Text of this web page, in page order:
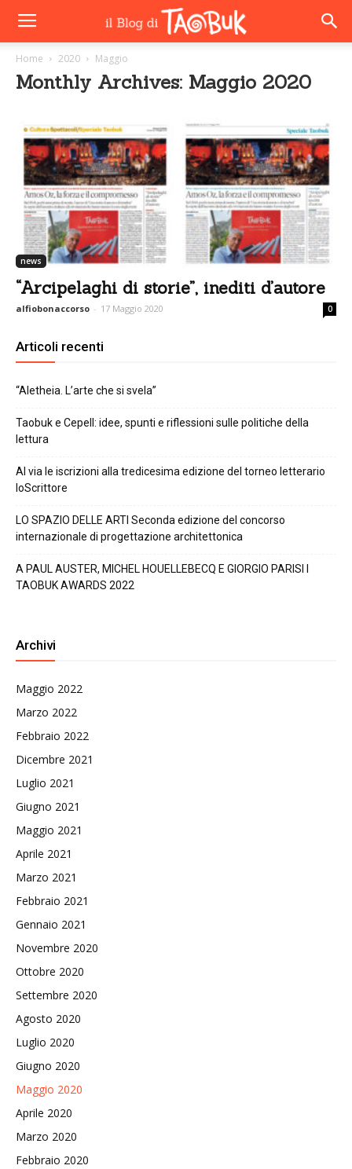
Home 2020 Maggio
Monthly Archives: Maggio 2020
news
“Arcipelaghi di storie”, inediti d’autore
alfiobonaccorso - 17 Maggio 2020 0
Articoli recenti
“Aletheia. L’arte che si svela”
Taobuk e Cepell: idee, spunti e riflessioni sulle politiche della
lettura
Al via le iscrizioni alla tredicesima edizione del torneo letterario
IoScrittore
LO SPAZIO DELLE ARTI Seconda edizione del concorso
internazionale di progettazione architettonica
A PAUL AUSTER, MICHEL HOUELLEBECQ E GIORGIO PARISI I
TAOBUK AWARDS 2022
Archivi
Maggio 2022
Marzo 2022
Febbraio 2022
Dicembre 2021
Luglio 2021
Giugno 2021
Maggio 2021
Aprile 2021
Marzo 2021
Febbraio 2021
Gennaio 2021
Novembre 2020
Ottobre 2020
Settembre 2020
Agosto 2020
Luglio 2020
Giugno 2020
Maggio 2020
Aprile 2020
Marzo 2020
Febbraio 2020